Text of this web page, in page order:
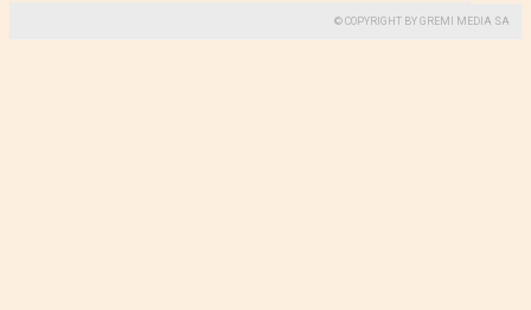
© COPYRIGHT BY GREMI MEDIA SA